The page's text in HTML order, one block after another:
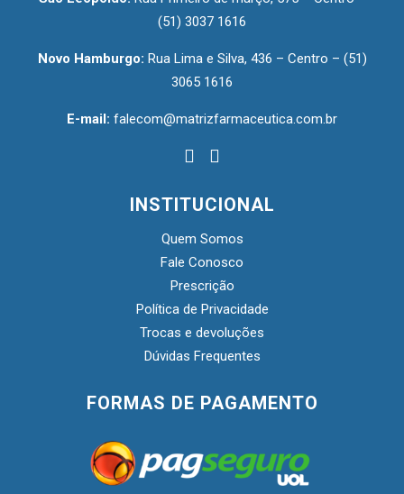
(51) 3037 1616
Novo Hamburgo: Rua Lima e Silva, 436 – Centro – (51)
3065 1616
E-mail: falecom@matrizfarmaceutica.com.br
INSTITUCIONAL
Quem Somos
Fale Conosco
Prescrição
Política de Privacidade
Trocas e devoluções
Dúvidas Frequentes
FORMAS DE PAGAMENTO